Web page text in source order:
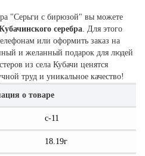
"Серьги с бирюзой" вы можете
серебра . Для этого
или оформить заказ на
и желанный подарок для людей
из села Кубачи ценятся
труд и уникальное качество!
о товаре
с-11
18.19г